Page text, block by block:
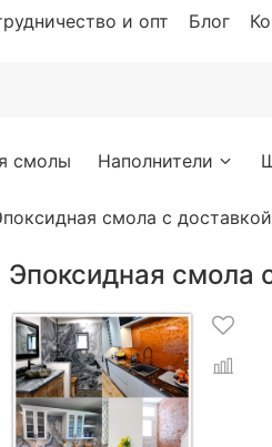
и опт Блог
смолы Наполнители
смола с
Эпоксидная смола